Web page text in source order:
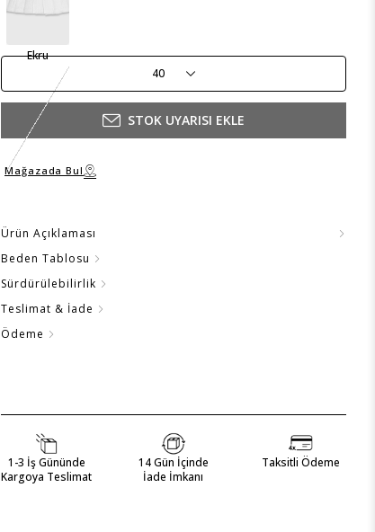
Ekru
40
STOK UYARISI EKLE
Mağazada Bul
Ürün Açıklaması
Beden Tablosu
Sürdürülebilirlik
Teslimat & İade
Ödeme
1-3 İş Gününde
Kargoya Teslimat
14 Gün İçinde
İade İmkanı
Taksitli Ödeme